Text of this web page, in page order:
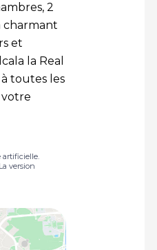
2
charmant
et
la Real
toutes les
artificielle.
version